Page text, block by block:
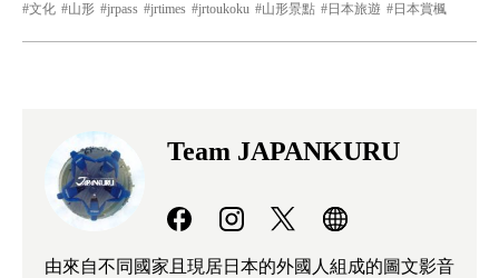
文化 山形 jrpass jrtimes jrtoukoku 山形景點 日本旅遊 日本賞楓
Team JAPANKURU
由來自不同國家且現居日本的外國人組成的圖文影音